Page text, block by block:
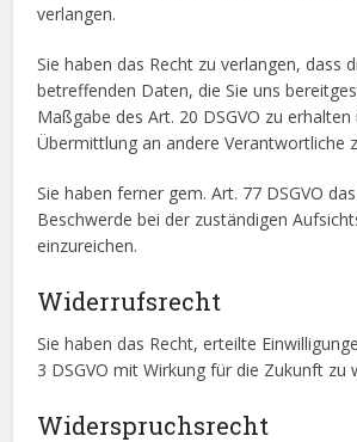
verlangen.
Sie haben das Recht zu verlangen, dass
betreffenden Daten, die Sie uns
Maßgabe des Art. 20 DSGVO zu erhalten
Übermittlung an andere Verantwortliche
Sie haben ferner gem. Art. 77 DSGVO
Beschwerde bei der zuständigen
einzureichen.
Widerrufsrecht
Sie haben das Recht, erteilte
3 DSGVO mit Wirkung für die Zukunft zu
Widerspruchsrecht